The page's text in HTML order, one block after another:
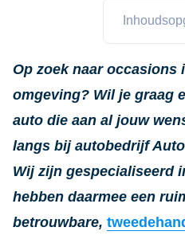
Op zoek naar occasions
omgeving? Wil je graag
auto die aan al jouw
langs bij autobedrijf
Wij zijn gespecialiseerd
hebben daarmee een
betrouwbare,